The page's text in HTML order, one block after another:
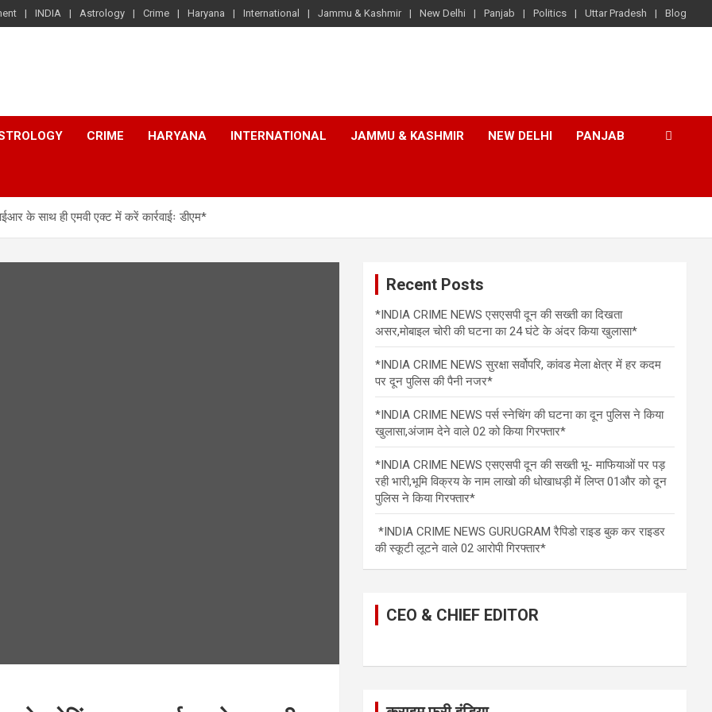
INDIA Astrology Crime Haryana International Jammu & Kashmir New Delhi Panjab Politics Uttar Pradesh Blog
CRIME HARYANA INTERNATIONAL JAMMU & KASHMIR NEW DELHI PANJAB
के साथ ही एमवी एक्ट में करें कार्रवाईः डीएम*
Recent Posts
*INDIA CRIME NEWS एसएसपी दून की सख्ती का दिखता
असर,मोबाइल चोरी की घटना का 24 घंटे के अंदर किया खुलासा*
*INDIA CRIME NEWS सुरक्षा सर्वोपरि, कांवड मेला क्षेत्र में हर कदम
पर दून पुलिस की पैनी नजर*
*INDIA CRIME NEWS पर्स स्नेचिंग की घटना का दून पुलिस ने किया
खुलासा,अंजाम देने वाले 02 को किया गिरफ्तार*
*INDIA CRIME NEWS एसएसपी दून की सख्ती भू- माफियाओं पर पड़
रही भारी,भूमि विक्रय के नाम लाखो की धोखाधड़ी में लिप्त 01और को दून
पुलिस ने किया गिरफ्तार*
*INDIA CRIME NEWS GURUGRAM रैपिडो राइड बुक कर राइडर
की स्कूटी लूटने वाले 02 आरोपी गिरफ्तार*
CEO & CHIEF EDITOR